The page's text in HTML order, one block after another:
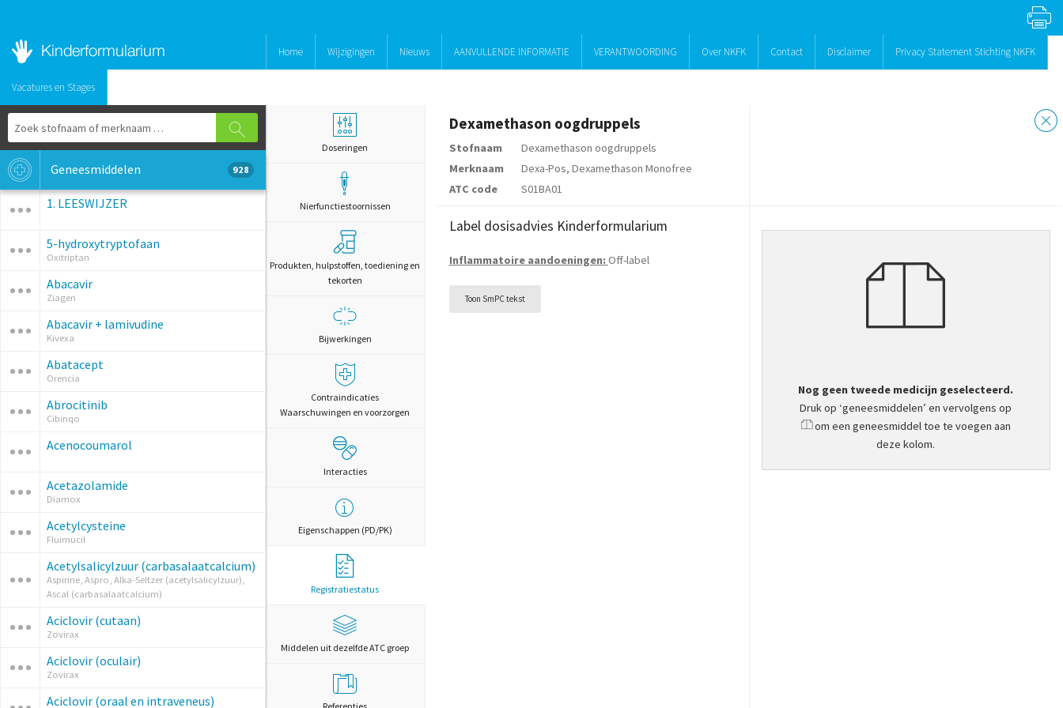
Home Wijzigingen Nieuws AANVULLENDE INFORMATIE VERANTWOORDING Over NKFK Contact Disclaimer Privacy Statement Stichting NKFK
Vacatures en Stages
Geneesmiddelen 928
1. LEESWIJZER
5-hydroxytryptofaan
Oxitriptan
Abacavir
Ziagen
Abacavir + lamivudine
Kivexa
Abatacept
Orencia
Abrocitinib
Cibinqo
Acenocoumarol
Acetazolamide
Diamox
Acetylcysteine
Fluimucil
Acetylsalicylzuur (carbasalaatcalcium)
Aspirine, Aspro, Alka-Seltzer (acetylsalicylzuur),
Ascal (carbasalaatcalcium)
Aciclovir (cutaan)
Zovirax
Aciclovir (oculair)
Zovirax
Aciclovir (oraal en intraveneus)
Doseringen
Nierfunctiestoornissen
Produkten, hulpstoffen, toediening en
tekorten
Bijwerkingen
Contraindicaties
Waarschuwingen en voorzorgen
Interacties
Eigenschappen (PD/PK)
Registratiestatus
Middelen uit dezelfde ATC groep
Dexamethason oogdruppels
Stofnaam
Dexamethason oogdruppels
Merknaam
Dexa-Pos, Dexamethason Monofree
ATC code
S01BA01
Label dosisadvies Kinderformularium
Inflammatoire aandoeningen: Off-label
Toon SmPC tekst
Nog geen tweede medicijn geselecteerd.
Druk op ‘geneesmiddelen’ en vervolgens op
om een geneesmiddel toe te voegen aan
deze kolom.